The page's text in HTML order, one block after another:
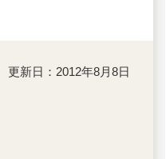
更新日：2012年8月8日